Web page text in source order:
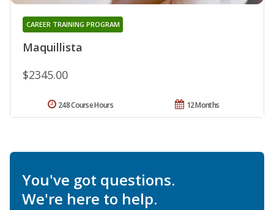
Maquillista
CAREER TRAINING PROGRAM
$2345.00
12 Months
248 Course Hours
You've got questions.
We're here to help.